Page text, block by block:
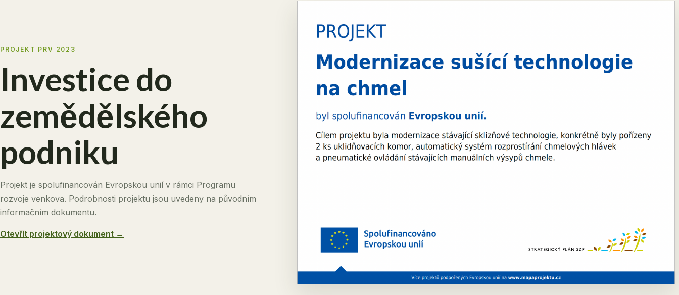
PROJEKT PRV 2023
Investice do
zemědělského
podniku
Projekt je spolufinancován Evropskou unií v rámci Programu
rozvoje venkova. Podrobnosti projektu jsou uvedeny na původním
informačním dokumentu.
Otevřít projektový dokument →